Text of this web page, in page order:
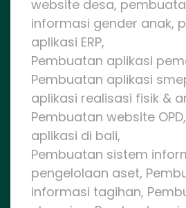
website desa,
informasi gender anak,
aplikasi ERP,
Pembuatan aplikasi
Pembuatan aplikasi
aplikasi realisasi fisik &
Pembuatan website
aplikasi di bali,
Pembuatan sistem
pengelolaan aset,
informasi tagihan,